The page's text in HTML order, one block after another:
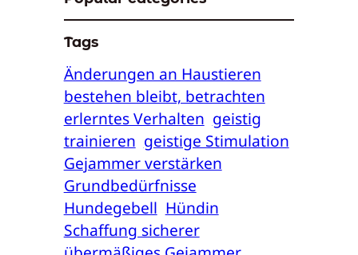
Tags
Änderungen an Haustieren
bestehen bleibt, betrachten
erlerntes Verhalten geistig
trainieren geistige Stimulation
Gejammer verstärken
Grundbedürfnisse
Hundegebell Hündin
Schaffung sicherer